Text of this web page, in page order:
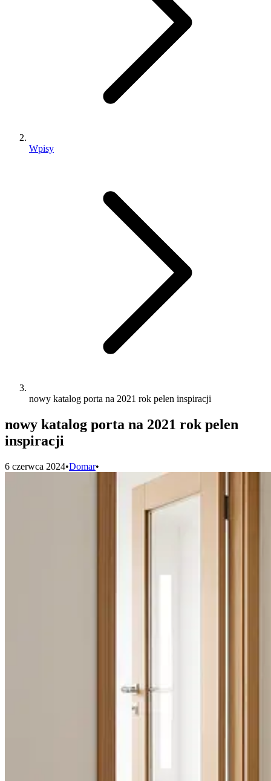
Wpisy
nowy katalog porta na 2021 rok pelen inspiracji
nowy katalog porta na 2021 rok pelen
inspiracji
6 czerwca 2024•Domar•